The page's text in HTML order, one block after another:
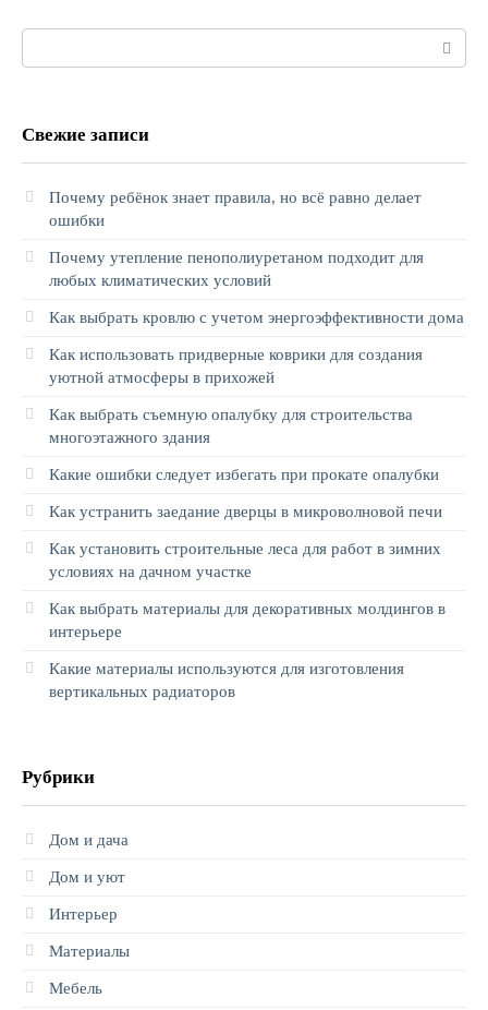
Свежие записи
Почему ребёнок знает правила, но всё равно делает
ошибки
Почему утепление пенополиуретаном подходит для
любых климатических условий
Как выбрать кровлю с учетом энергоэффективности дома
Как использовать придверные коврики для создания
уютной атмосферы в прихожей
Как выбрать съемную опалубку для строительства
многоэтажного здания
Какие ошибки следует избегать при прокате опалубки
Как устранить заедание дверцы в микроволновой печи
Как установить строительные леса для работ в зимних
условиях на дачном участке
Как выбрать материалы для декоративных молдингов в
интерьере
Какие материалы используются для изготовления
вертикальных радиаторов
Рубрики
Дом и дача
Дом и уют
Интерьер
Материалы
Мебель